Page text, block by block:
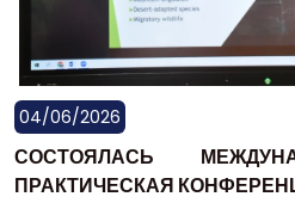
04/06/2026
СОСТОЯЛАСЬ
ПРАКТИЧЕСКАЯ